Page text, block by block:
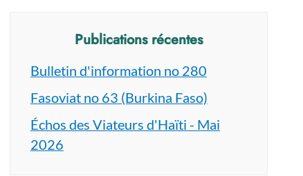
Publications récentes
Bulletin d'information no 280
Fasoviat no 63 (Burkina Faso)
Échos des Viateurs d'Haïti - Mai
2026